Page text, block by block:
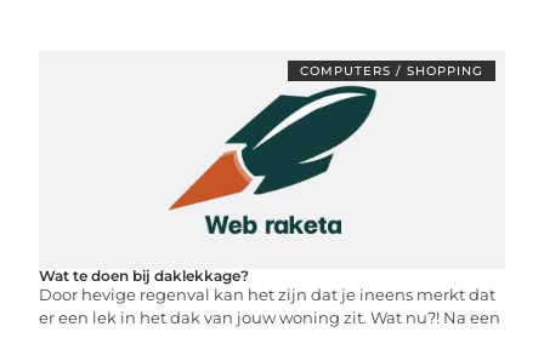
COMPUTERS / SHOPPING
Wat te doen bij daklekkage?
Door hevige regenval kan het zijn dat je ineens merkt dat
er een lek in het dak van jouw woning zit. Wat nu?! Na een